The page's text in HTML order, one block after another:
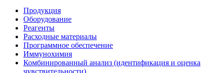
Продукция
Оборудование
Реагенты
Расходные материалы
Программное обеспечение
Иммунохимия
Комбинированный анализ (идентификация и оценка